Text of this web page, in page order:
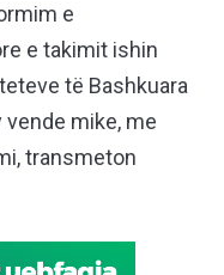
e
e takimit ishin
të Bashkuara
mike, me
transmeton